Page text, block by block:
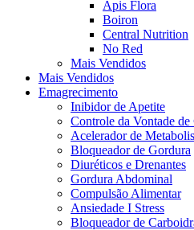
Apis Flora
Boiron
Central Nutrition
No Red
Mais Vendidos
Mais Vendidos
Emagrecimento
Inibidor de Apetite
Controle da Vontade
Acelerador de
Bloqueador de Gordura
Diuréticos e Drenantes
Gordura Abdominal
Compulsão Alimentar
Ansiedade I Stress
Bloqueador de